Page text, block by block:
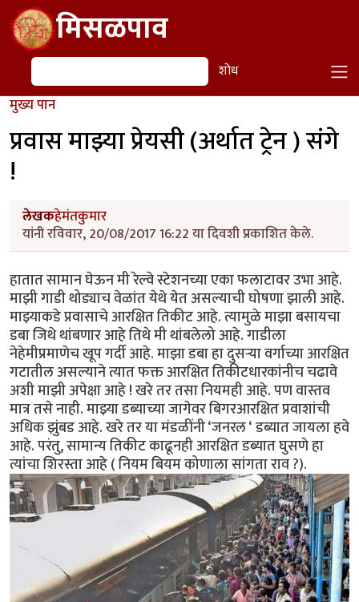
Skip to main contentमिसळपाव
शोध शोध
मुख्य पान
प्रवास माझ्या प्रेयसी (अर्थात ट्रेन ) संगे
!
लेखकहेमंतकुमार
यांनी रविवार, 20/08/2017 16:22 या दिवशी प्रकाशित केले.
हातात सामान घेऊन मी रेल्वे स्टेशनच्या एका फलाटावर उभा आहे.
माझी गाडी थोड्याच वेळांत येथे येत असल्याची घोषणा झाली आहे.
माझ्याकडे प्रवासाचे आरक्षित तिकीट आहे. त्यामुळे माझा बसायचा
डबा जिथे थांबणार आहे तिथे मी थांबलेलो आहे. गाडीला
नेहेमीप्रमाणेच खूप गर्दी आहे. माझा डबा हा दुसऱ्या वर्गाच्या आरक्षित
गटातील असल्याने त्यात फक्त आरक्षित तिकीटधारकांनीच चढावे
अशी माझी अपेक्षा आहे ! खरे तर तसा नियमही आहे. पण वास्तव
मात्र तसे नाही. माझ्या डब्याच्या जागेवर बिगरआरक्षित प्रवाशांची
अधिक झुंबड आहे. खरे तर या मंडळींनी ‘जनरल ‘ डब्यात जायला हवे
आहे. परंतु, सामान्य तिकीट काढूनही आरक्षित डब्यात घुसणे हा
त्यांचा शिरस्ता आहे ( नियम बियम कोणाला सांगता राव ?).